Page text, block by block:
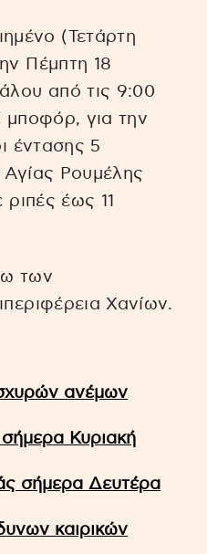
(Τετάρτη
Πέμπτη 18
από τις 9:00
μποφόρ, για την
έντασης 5
Ρουμέλης
έως 11
των
Χανίων.
ανέμων
Κυριακή
σήμερα Δευτέρα
καιρικών